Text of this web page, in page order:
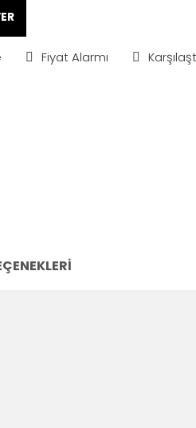
Fiyat Alarmı